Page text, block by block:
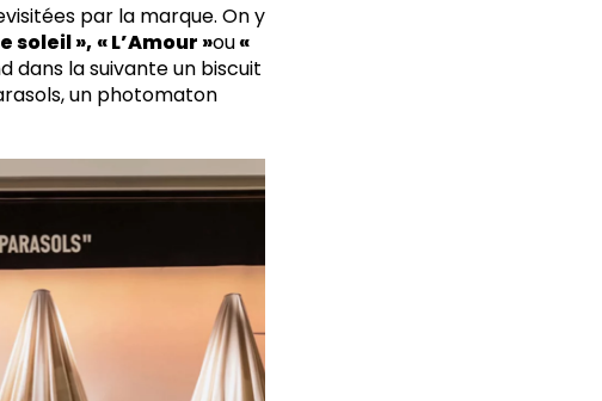
par la marque. On y
soleil », « L’Amour »ou«
dans la suivante un biscuit
un photomaton